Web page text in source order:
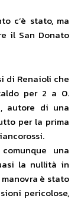
c’è stato, ma
il San Donato
di Renaioli che
per 2 a 0.
autore di una
per la prima
una
la nullità in
è stato
pericolose,